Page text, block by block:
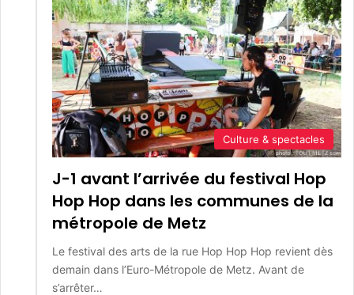
Culture & spectacles
J-1 avant l’arrivée du festival Hop
Hop Hop dans les communes de la
métropole de Metz
Le festival des arts de la rue Hop Hop Hop revient dès
demain dans l’Euro-Métropole de Metz. Avant de
s’arrêter…